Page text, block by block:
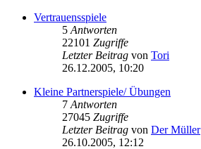
Vertrauensspiele
5 Antworten
22101 Zugriffe
Letzter Beitrag von Tori
26.12.2005, 10:20
Kleine Partnerspiele/ Übungen
7 Antworten
27045 Zugriffe
Letzter Beitrag von Der Müller
26.10.2005, 12:12